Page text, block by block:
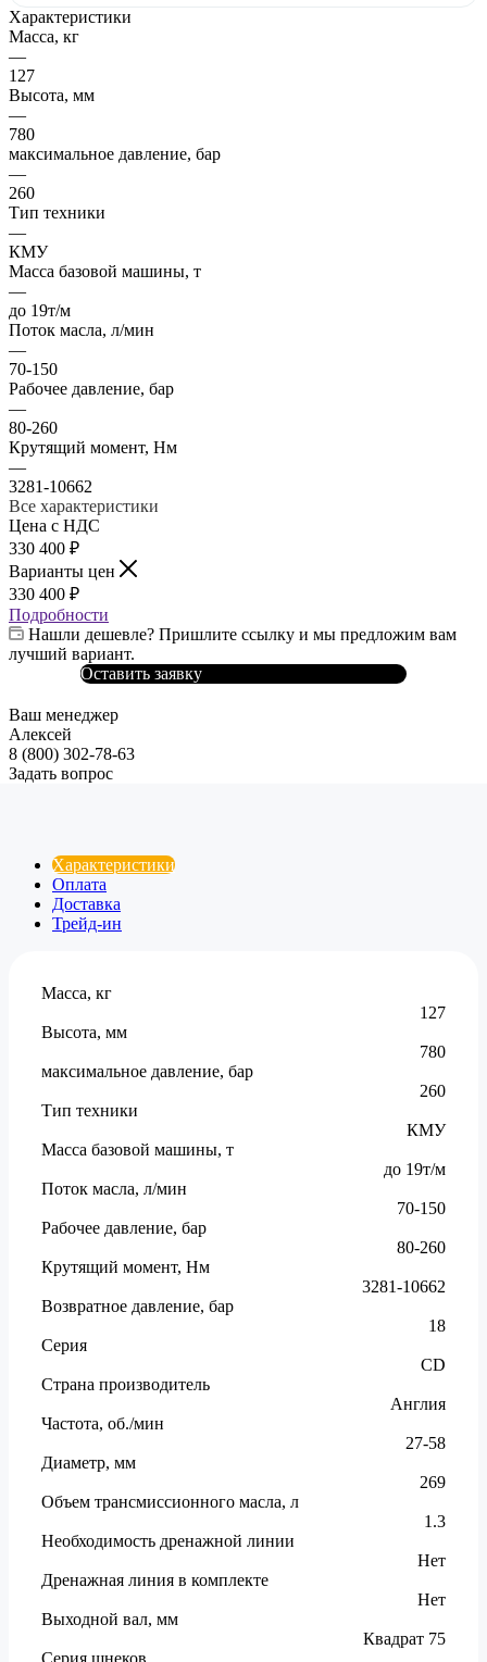
Характеристики
Масса, кг
—
127
Высота, мм
—
780
максимальное давление, бар
—
260
Тип техники
—
КМУ
Масса базовой машины, т
—
до 19т/м
Поток масла, л/мин
—
70-150
Рабочее давление, бар
—
80-260
Крутящий момент, Нм
—
3281-10662
Все характеристики
Цена с НДС
330 400 ₽
Варианты цен
330 400 ₽
Подробности
Нашли дешевле? Пришлите ссылку и мы предложим вам
лучший вариант.
Оставить заявку
Ваш менеджер
Алексей
8 (800) 302-78-63
Задать вопрос
Характеристики
Оплата
Доставка
Трейд-ин
Масса, кг
127
Высота, мм
780
максимальное давление, бар
260
Тип техники
КМУ
Масса базовой машины, т
до 19т/м
Поток масла, л/мин
70-150
Рабочее давление, бар
80-260
Крутящий момент, Нм
3281-10662
Возвратное давление, бар
18
Серия
CD
Страна производитель
Англия
Частота, об./мин
27-58
Диаметр, мм
269
Объем трансмиссионного масла, л
1.3
Необходимость дренажной линии
Нет
Дренажная линия в комплекте
Нет
Выходной вал, мм
Квадрат 75
Серия шнеков